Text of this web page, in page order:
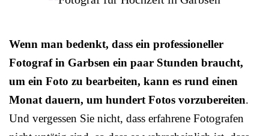
Wenn man bedenkt, dass ein professioneller
Fotograf in Garbsen ein paar Stunden braucht,
um ein Foto zu bearbeiten, kann es rund einen
Monat dauern, um hundert Fotos vorzubereiten.
Und vergessen Sie nicht, dass erfahrene Fotografen